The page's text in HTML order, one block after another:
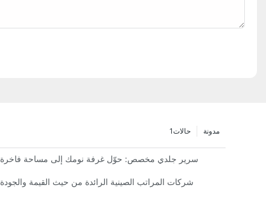
مدونة حالات1
سرير جلدي مخصص: حوّل غرفة نومك إلى مساحة فاخرة
شركات المراتب الصينية الرائدة من حيث القيمة والجودة